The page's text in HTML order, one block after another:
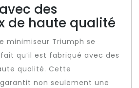
des
de haute qualité
minimiseur Triumph se
qu’il est fabriqué avec des
qualité. Cette
non seulement une